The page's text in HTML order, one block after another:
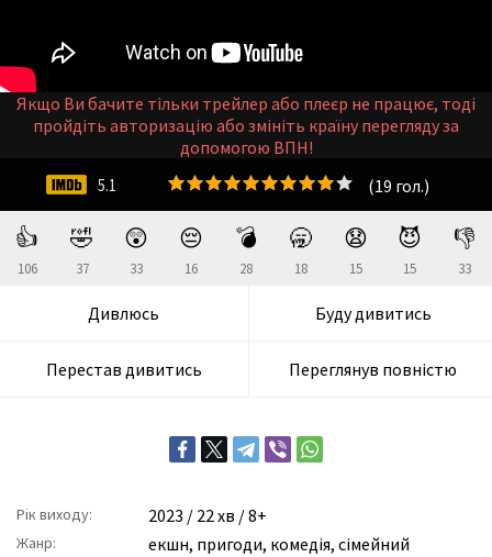
👍
106
🤣
37
😲
33
😔
16
💣
28
🥱
18
😧
15
😈
15
👎
33
Дивлюсь Буду дивитись
Перестав дивитись Переглянув повністю
Рік виходу: 2023 / 22 хв / 8+
Жанр: екшн, пригоди, комедія, сімейний
(19 гол.)
5.1
Якщо Ви бачите тільки трейлер або плеєр не працює, тоді
пройдіть авторизацію або змініть країну перегляду за
допомогою ВПН!